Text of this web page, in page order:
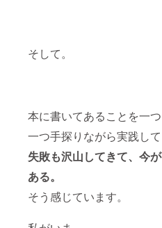
そして。
本に書いてあることを一つ
一つ手探りながら実践して
失敗も沢山してきて、今が
ある。
そう感じています。